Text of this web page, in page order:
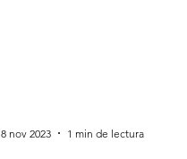
8 nov 2023 1 min de lectura